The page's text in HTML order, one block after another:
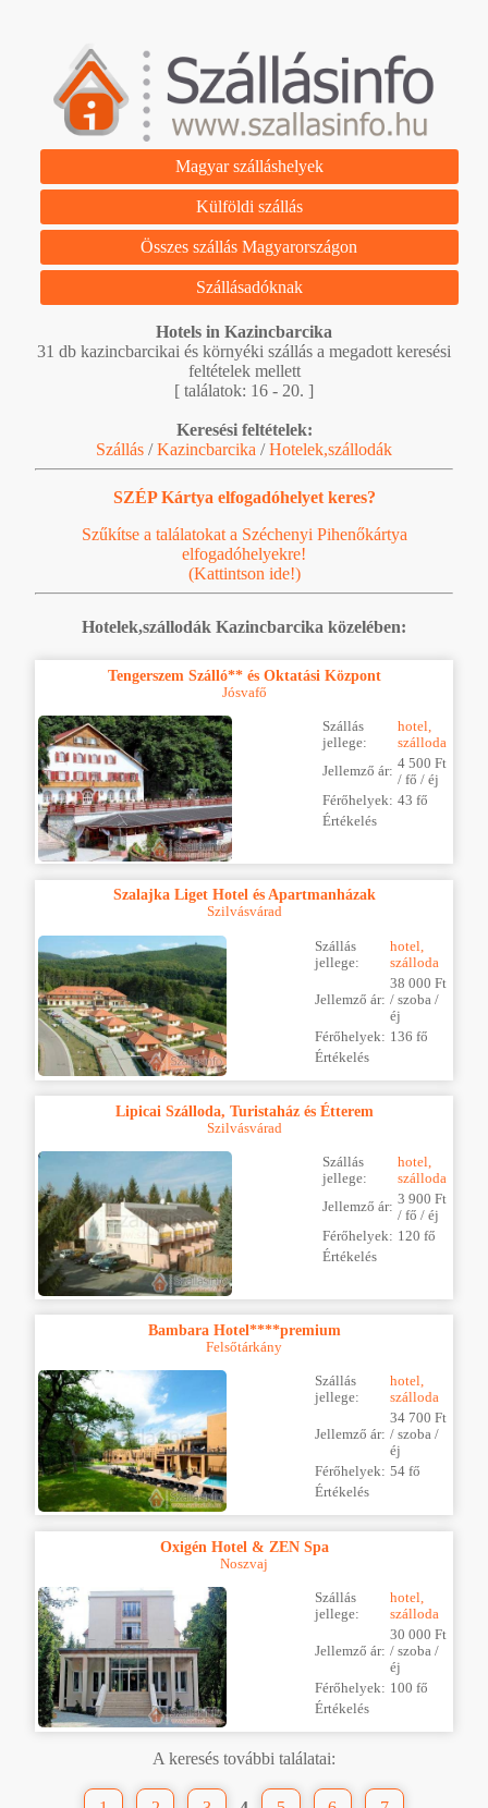
Magyar szálláshelyek
Külföldi szállás
Összes szállás Magyarországon
Szállásadóknak
Hotels in Kazincbarcika
31 db kazincbarcikai és környéki szállás a megadott keresési
feltételek mellett
[ találatok: 16 - 20. ]
Keresési feltételek:
Szállás /Kazincbarcika /Hotelek,szállodák
SZÉP Kártya elfogadóhelyet keres?
Szűkítse a találatokat a Széchenyi Pihenőkártya
elfogadóhelyekre!
(Kattintson ide!)
Hotelek,szállodák Kazincbarcika közelében:
Tengerszem Szálló** és Oktatási Központ
Jósvafő
Szállás
jellege:
hotel,
szálloda
Jellemző ár: 4 500 Ft
/ fő / éj
Férőhelyek: 43 fő
Értékelés
Szalajka Liget Hotel és Apartmanházak
Szilvásvárad
Szállás
jellege:
hotel,
szálloda
Jellemző ár:
38 000 Ft
/ szoba /
éj
Férőhelyek: 136 fő
Értékelés
Lipicai Szálloda, Turistaház és Étterem
Szilvásvárad
Szállás
jellege:
hotel,
szálloda
Jellemző ár: 3 900 Ft
/ fő / éj
Férőhelyek: 120 fő
Értékelés
Bambara Hotel****premium
Felsőtárkány
Szállás
jellege:
hotel,
szálloda
Jellemző ár:
34 700 Ft
/ szoba /
éj
Férőhelyek: 54 fő
Értékelés
Oxigén Hotel & ZEN Spa
Noszvaj
Szállás
jellege:
hotel,
szálloda
Jellemző ár:
30 000 Ft
/ szoba /
éj
Férőhelyek: 100 fő
Értékelés
A keresés további találatai: